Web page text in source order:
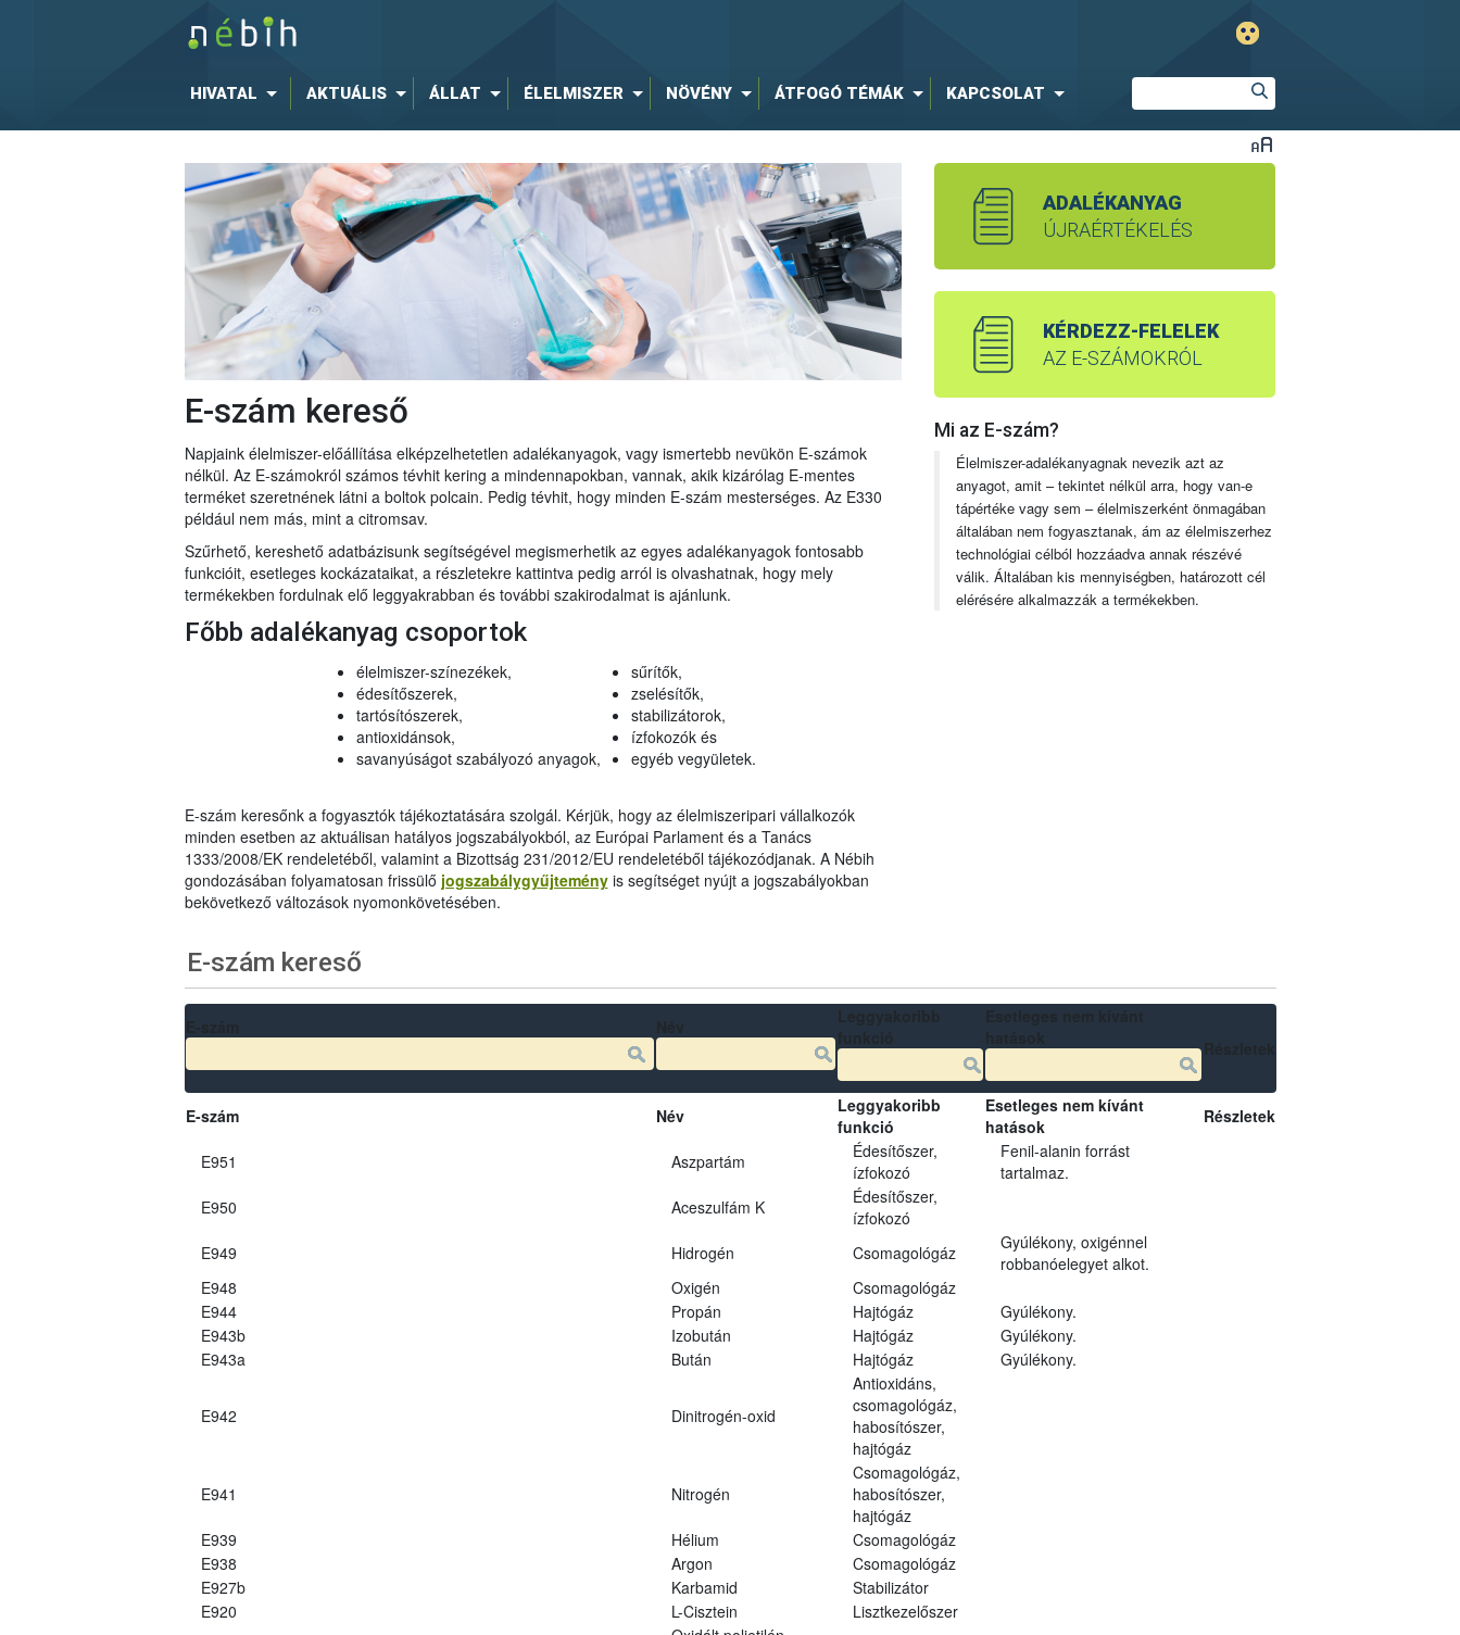
HIVATAL AKTUÁLIS ÁLLAT ÉLELMISZER NÖVÉNY ÁTFOGÓ TÉMÁK KAPCSOLAT
E-szám kereső
Napjaink élelmiszer-előállítása elképzelhetetlen adalékanyagok, vagy ismertebb nevükön E-számok
nélkül. Az E-számokról számos tévhit kering a mindennapokban, vannak, akik kizárólag E-mentes
terméket szeretnének látni a boltok polcain. Pedig tévhit, hogy minden E-szám mesterséges. Az E330
például nem más, mint a citromsav.
Szűrhető, kereshető adatbázisunk segítségével megismerhetik az egyes adalékanyagok fontosabb
funkcióit, esetleges kockázataikat, a részletekre kattintva pedig arról is olvashatnak, hogy mely
termékekben fordulnak elő leggyakrabban és további szakirodalmat is ajánlunk.
Főbb adalékanyag csoportok
élelmiszer-színezékek,
édesítőszerek,
tartósítószerek,
antioxidánsok,
savanyúságot szabályozó anyagok,
sűrítők,
zselésítők,
stabilizátorok,
ízfokozók és
egyéb vegyületek.
E-szám keresőnk a fogyasztók tájékoztatására szolgál. Kérjük, hogy az élelmiszeripari vállalkozók
minden esetben az aktuálisan hatályos jogszabályokból, az Európai Parlament és a Tanács
1333/2008/EK rendeletéből, valamint a Bizottság 231/2012/EU rendeletéből tájékozódjanak. A Nébih
gondozásában folyamatosan frissülő jogszabálygyűjteményis segítséget nyújt a jogszabályokban
bekövetkező változások nyomonkövetésében.
ADALÉKANYAG
ÚJRAÉRTÉKELÉS
KÉRDEZZ-FELELEK
AZ E-SZÁMOKRÓL
Mi az E-szám?
Élelmiszer-adalékanyagnak nevezik azt az
anyagot, amit – tekintet nélkül arra, hogy van-e
tápértéke vagy sem – élelmiszerként önmagában
általában nem fogyasztanak, ám az élelmiszerhez
technológiai célból hozzáadva annak részévé
válik. Általában kis mennyiségben, határozott cél
elérésére alkalmazzák a termékekben.
E-szám kereső
E-szám Név
Leggyakoribb
funkció
Esetleges nem kívánt
hatások
Részletek
E951 Aszpartám
Édesítőszer,
ízfokozó
Fenil-alanin forrást
tartalmaz.
E950
Aceszulfám K
Édesítőszer,
ízfokozó
E949
Hidrogén Csomagológáz
Gyúlékony, oxigénnel
robbanóelegyet alkot.
E948
Oxigén
Csomagológáz
E944
Propán Hajtógáz
Gyúlékony.
E943b
Izobután Hajtógáz
Gyúlékony.
E943a
Bután Hajtógáz Gyúlékony.
E942 Dinitrogén-oxid
Antioxidáns,
csomagológáz,
habosítószer,
hajtógáz
E941 Nitrogén
Csomagológáz,
habosítószer,
hajtógáz
E939
Hélium
Csomagológáz
E938
Argon
Csomagológáz
E927b
Karbamid
Stabilizátor
E920
L-Cisztein
Lisztkezelőszer